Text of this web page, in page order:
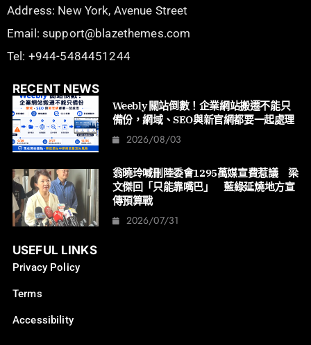
Address: New York, Avenue Street
Email: support@blazethemes.com
Tel: +944-5484451244
RECENT NEWS
Weebly 關站倒數！企業網站搬遷不能只
備份，網域、SEO與新官網都要一起處理
2026/08/03
翁曉玲喊刪陸委會1295萬媒宣費惹議 梁
文傑回「只能靠嘴巴」 藍綠延燒地方宣
傳預算戰
2026/07/31
USEFUL LINKS
Privacy Policy
Terms
Accessibility